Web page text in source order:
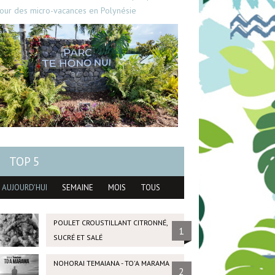
des micro-vacances en Polynésie
TOP 5
AUJOURD'HUI SEMAINE MOIS TOUS
POULET CROUSTILLANT CITRONNÉ,
SUCRÉ ET SALÉ
1
NOHORAI TEMAIANA - TO'A MARAMA
2